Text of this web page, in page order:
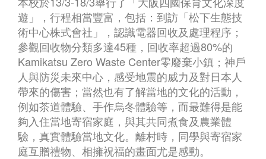
遊」，行程相當豐富，包括：到訪「松下生態技
術中心株式會社」，認識電器回收及處理程序；
參觀回收物分類多達45種，回收率超過80%的
Kamikatsu Zero Waste Center零廢棄小鎮；神戶
人與防災未來中心，感受地震的威力及對日本人
帶來的傷害；當然也有了解當地的文化的活動，
例如茶道體驗、手作烏冬體驗等，而最難得是能
夠入住當地寄宿家庭，與其共同煮食及農業體
驗，真實體驗當地文化。離村時，同學與寄宿家
庭互贈禮物、相擁祝福的畫面尤是感動。